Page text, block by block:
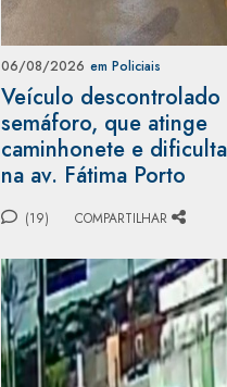
06/08/2026 em Policiais
Veículo descontrolado
semáforo, que atinge
caminhonete e
na av. Fátima Porto
(19) COMPARTILHAR